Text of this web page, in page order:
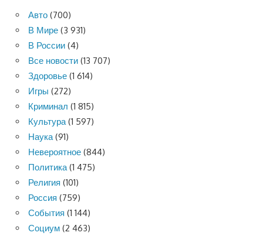
Авто (700)
В Мире (3 931)
В России (4)
Все новости (13 707)
Здоровье (1 614)
Игры (272)
Криминал (1 815)
Культура(1 597)
Наука(91)
Невероятное (844)
Политика(1 475)
Религия (101)
Россия (759)
События (1 144)
Социум (2 463)